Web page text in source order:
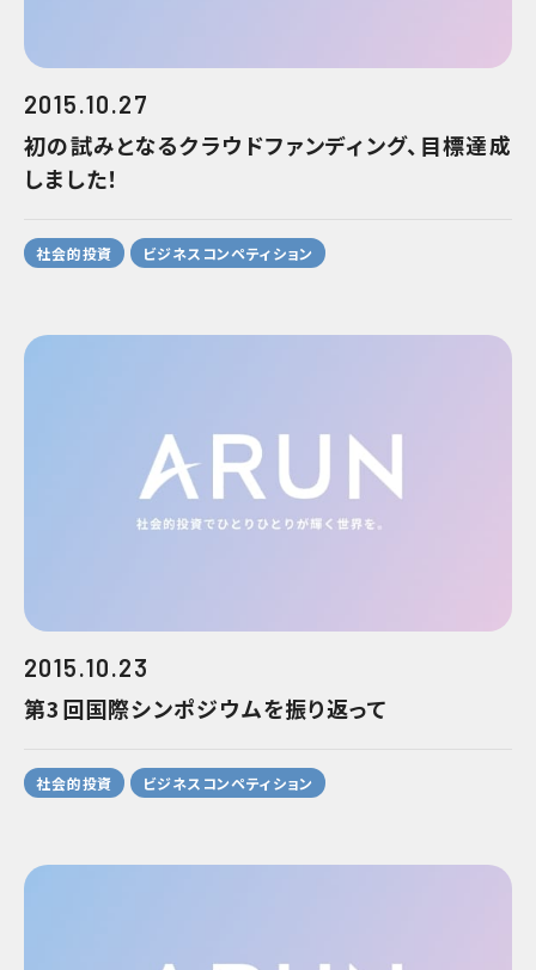
2015.10.27
初の試みとなるクラウドファンディング、目標達成
しました！
社会的投資 ビジネスコンペティション
2015.10.23
第3回国際シンポジウムを振り返って
社会的投資 ビジネスコンペティション